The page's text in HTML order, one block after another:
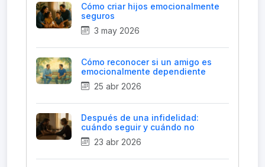
Cómo criar hijos emocionalmente
seguros
3 may 2026
Cómo reconocer si un amigo es
emocionalmente dependiente
25 abr 2026
Después de una infidelidad:
cuándo seguir y cuándo no
23 abr 2026